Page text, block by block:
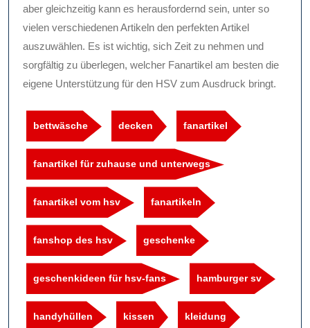
aber gleichzeitig kann es herausfordernd sein, unter so
vielen verschiedenen Artikeln den perfekten Artikel
auszuwählen. Es ist wichtig, sich Zeit zu nehmen und
sorgfältig zu überlegen, welcher Fanartikel am besten die
eigene Unterstützung für den HSV zum Ausdruck bringt.
bettwäsche decken fanartikel
fanartikel für zuhause und unterwegs
fanartikel vom hsv fanartikeln
fanshop des hsv geschenke
geschenkideen für hsv-fans hamburger sv
handyhüllen kissen kleidung